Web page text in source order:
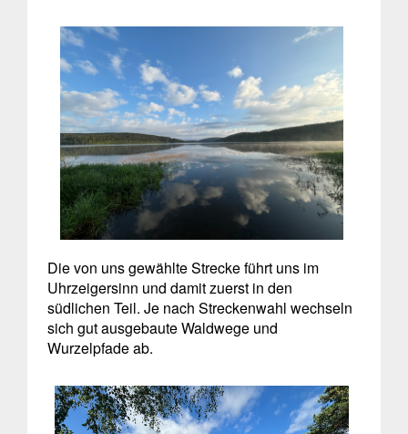
Die von uns gewählte Strecke führt uns im
Uhrzeigersinn und damit zuerst in den
südlichen Teil. Je nach Streckenwahl wechseln
sich gut ausgebaute Waldwege und
Wurzelpfade ab.